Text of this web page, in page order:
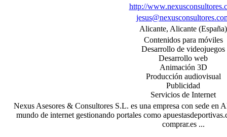
http://
Alicante, Alicante (España)
Contenidos para móviles
Desarrollo de videojuegos
Desarrollo web
Animación 3D
Producción audiovisual
Publicidad
Servicios de Internet
Nexus Asesores & Consultores S.L. es una empresa con sede en
mundo de internet gestionando portales como
comprar.es ...